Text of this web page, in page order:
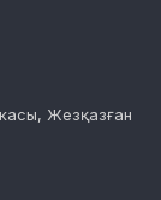
Жезқазған